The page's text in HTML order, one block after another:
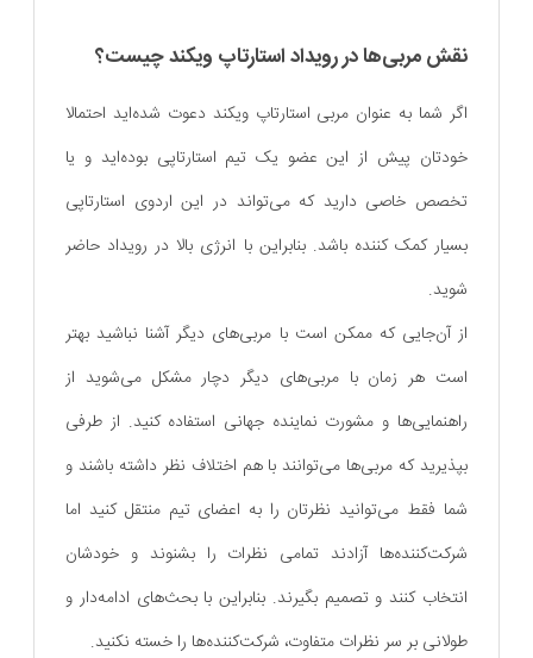
نقش مربی‌ها در رویداد استارتاپ ویکند چیست؟
اگر شما به عنوان مربی استارتاپ ویکند دعوت شده‌اید احتمالا
خودتان پیش از این عضو یک تیم استارتاپی بوده‌اید و یا
تخصص خاصی دارید که می‌تواند در این اردوی استارتاپی
بسیار کمک کننده باشد. بنابراین با انرژی بالا در رویداد حاضر
شوید.
از آن‌جایی که ممکن است با مربی‌های دیگر آشنا نباشید بهتر
است هر زمان با مربی‌های دیگر دچار مشکل می‌شوید از
راهنمایی‌ها و مشورت نماینده جهانی استفاده کنید. از طرفی
بپذیرید که مربی‌ها می‌توانند با هم اختلاف نظر داشته باشند و
شما فقط می‌توانید نظرتان را به اعضای تیم منتقل کنید اما
شرکت‌کننده‌ها آزادند تمامی نظرات را بشنوند و خودشان
انتخاب کنند و تصمیم بگیرند. بنابراین با بحث‌‌های ادامه‌دار و
طولانی بر سر نظرات متفاوت، شرکت‌کننده‌ها را خسته نکنید.